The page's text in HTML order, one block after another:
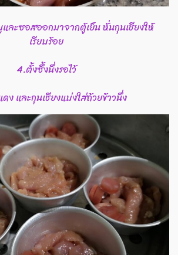
ละซอสออกมาจากตู้เย็น​ หั่นกุนเชียงให้
เรียบร้อย
4.ตั้งซึ้งนึ่งรอไว้
ง​ และกุนเชียงแบ่งใส่ถ้วยข้าวนึ่ง